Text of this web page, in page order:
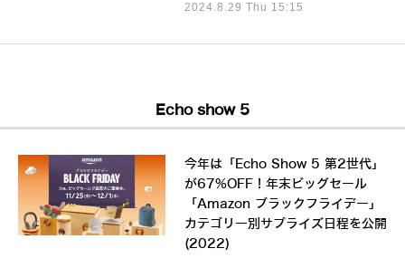
2024.8.29 Thu 15:15
Echo show 5
今年は「Echo Show 5 第2世代」
が67%OFF！年末ビッグセール
「Amazon ブラックフライデー」
カテゴリー別サプライズ日程を公開
(2022)